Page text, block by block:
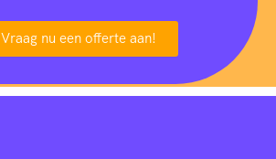
Vraag nu een offerte aan!
8
0